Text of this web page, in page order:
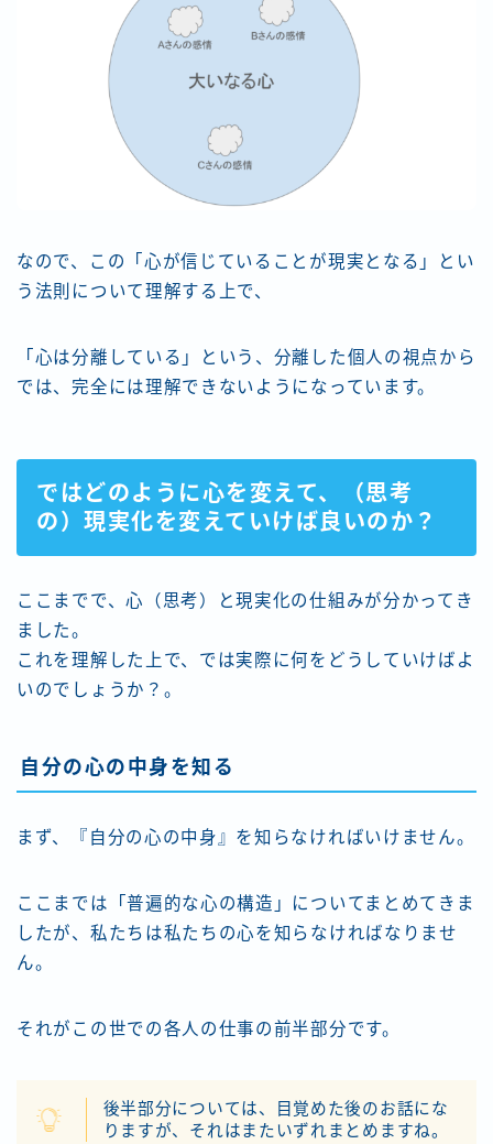
なので、この「心が信じていることが現実となる」とい
う法則について理解する上で、
「心は分離している」という、分離した個人の視点から
では、完全には理解できないようになっています。
ではどのように心を変えて、（思考
の）現実化を変えていけば良いのか？
ここまでで、心（思考）と現実化の仕組みが分かってき
ました。
これを理解した上で、では実際に何をどうしていけばよ
いのでしょうか？。
自分の心の中身を知る
まず、『自分の心の中身』を知らなければいけません。
ここまでは「普遍的な心の構造」についてまとめてきま
したが、私たちは私たちの心を知らなければなりませ
ん。
それがこの世での各人の仕事の前半部分です。
後半部分については、目覚めた後のお話にな
りますが、それはまたいずれまとめますね。